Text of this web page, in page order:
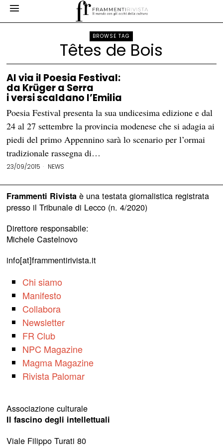
BROWSE TAG
Têtes de Bois
Al via il Poesia Festival:
da Krüger a Serra
i versi scaldano l’Emilia
Poesia Festival presenta la sua undicesima edizione e dal
24 al 27 settembre la provincia modenese che si adagia ai
piedi del primo Appennino sarà lo scenario per l’ormai
tradizionale rassegna di…
23/09/2015 NEWS
Frammenti Rivistaè una testata giornalistica registrata
presso il Tribunale di Lecco (n. 4/2020)
Direttore responsabile:
Michele Castelnovo
info[at]frammentirivista.it
Chi siamo
Manifesto
Collabora
Newsletter
FR Club
NPC Magazine
Magma Magazine
Rivista Palomar
Associazione culturale
Il fascino degli intellettuali
Viale Filippo Turati 80